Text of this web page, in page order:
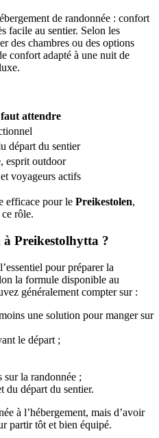
de randonnée : confort
facile au sentier. Selon les
des chambres ou des options
confort adapté à une nuit de
attendre
départ du sentier
esprit outdoor
voyageurs actifs
efficace pour le Preikestolen,
rôle.
à Preikestolhytta ?
pour préparer la
la formule disponible au
généralement compter sur :
une solution pour manger sur
le départ ;
sur la randonnée ;
du départ du sentier.
à l’hébergement, mais d’avoir
partir tôt et bien équipé.